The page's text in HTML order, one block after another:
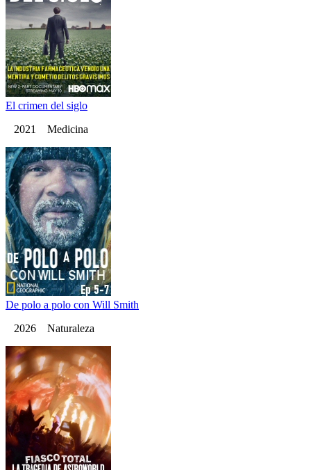
El crimen del siglo
2021 Medicina
De polo a polo con Will Smith
2026 Naturaleza